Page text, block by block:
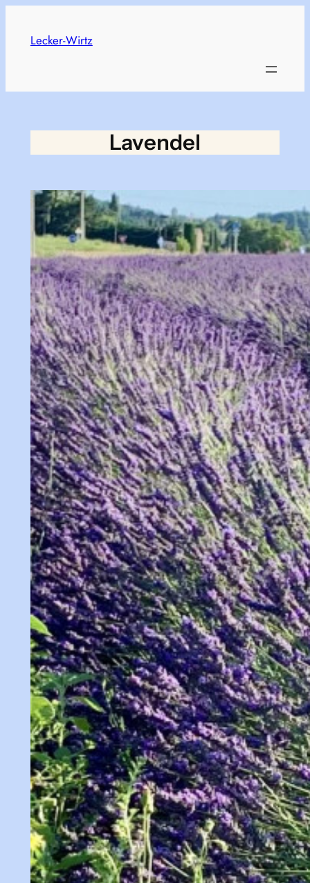
content
Lecker-Wirtz
Lavendel